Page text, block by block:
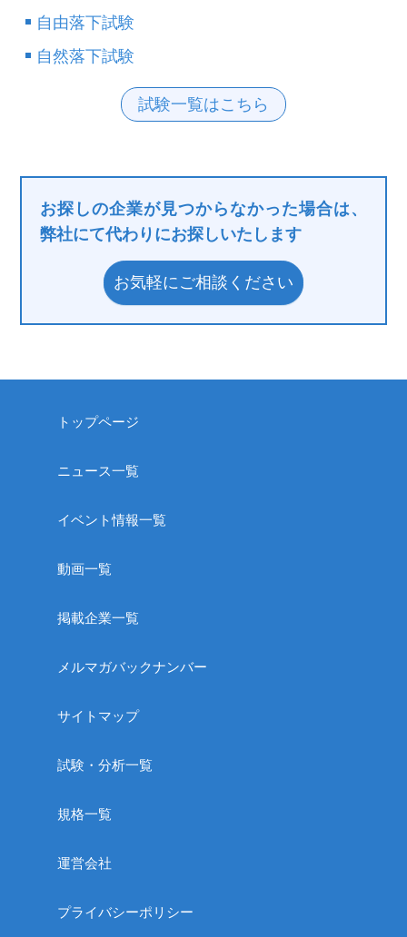
自由落下試験
自然落下試験
試験一覧はこちら
お探しの企業が見つからなかった場合は、
弊社にて代わりにお探しいたします
お気軽にご相談ください
トップページ
ニュース一覧
イベント情報一覧
動画一覧
掲載企業一覧
メルマガバックナンバー
サイトマップ
試験・分析一覧
規格一覧
運営会社
プライバシーポリシー